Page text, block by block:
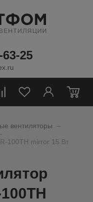
25
0
вентиляторы
100TH mirror 15 Вт